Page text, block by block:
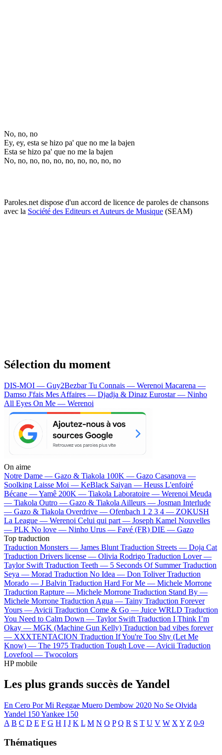
No, no, no
Ey, ey, esta se hizo pa' que no me la bajen
Esta se hizo pa' que no me la bajen
No, no, no, no, no, no, no, no, no, no
Paroles.net dispose d'un accord de licence de paroles de chansons
avec la Société des Editeurs et Auteurs de Musique (SEAM)
Sélection du moment
DIS-MOI — Guy2BezbarTu Connais — Werenoi Macarena —
Damso J'fais Mes Affaires — Djadja & Dinaz Eurostar — Ninho
All Eyes On Me — Werenoi
On aime
Notre Dame — Gazo & Tiakola 100K — Gazo Casanova —
Soolking Laisse Moi — KeBlack Saiyan — Heuss L'enfoiré
Bécane —Yamê 200K — Tiakola Laboratoire — Werenoi Meuda
— Tiakola Outro — Gazo & Tiakola Ailleurs — Josman Interlude
— Gazo & Tiakola Overdrive — Ofenbach 1 2 3 4 — ZOKUSH
La League — Werenoi Celui qui part — Joseph Kamel Nouvelles
— PLK No love — Ninho Urus — Favé (FR) DIE — Gazo
Top traduction
Traduction Monsters — James Blunt Traduction Streets — Doja Cat
Traduction Drivers license — Olivia Rodrigo Traduction Lover —
Taylor Swift Traduction Teeth — 5 Seconds Of Summer Traduction
Seya — Morad Traduction No Idea — Don Toliver Traduction
Morado — J Balvin Traduction Hard For Me — Michele Morrone
Traduction Rapture — Michele Morrone Traduction Stand By —
Michele Morrone Traduction Agua — Tainy Traduction Forever
Yours — Avicii Traduction Come & Go — Juice WRLD Traduction
You Need to Calm Down — Taylor Swift Traduction I Think I’m
Okay — MGK (Machine Gun Kelly) Traduction bad vibes forever
— XXXTENTACION Traduction If You're Too Shy (Let Me
Know) — The 1975 Traduction Tough Love — Avicii Traduction
Lovefool — Twocolors
HP mobile
Les plus grands succès de Yandel
En Cero Por Mi Reggae Muero Dembow 2020 No Se Olvida
Yandel 150Yankee 150
A B C D E F G H I J K L M N O P Q R S T U V W X Y Z 0-9
Thématiques